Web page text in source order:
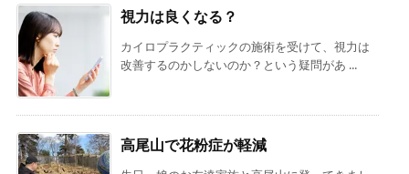
視力は良くなる？
カイロプラクティックの施術を受けて、視力は
改善するのかしないのか？という疑問があ ...
高尾山で花粉症が軽減